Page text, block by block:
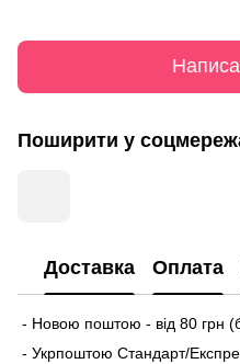
Поширити у
Доставка Оплата
- Новою поштою - від 80 грн
- Укрпоштою Стандарт/